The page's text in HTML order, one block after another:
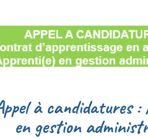
à candidatures :
en gestion